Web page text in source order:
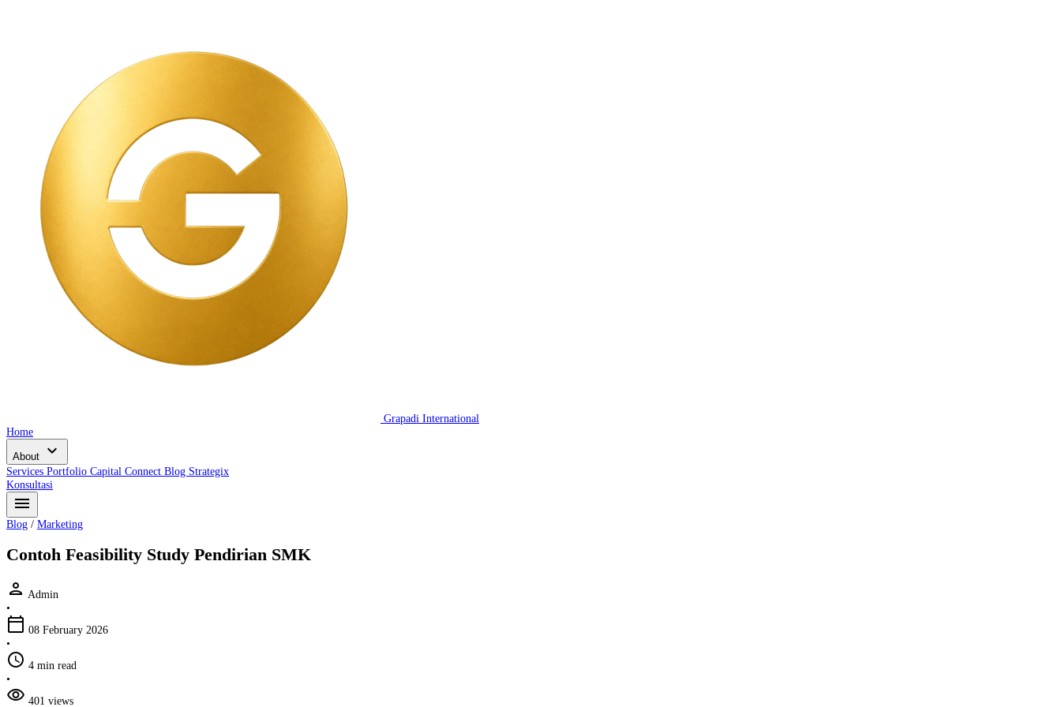
Grapadi International
Home
About expand_more
Services Portfolio Capital Connect Blog Strategix
Konsultasi
menu
Blog / Marketing
Contoh Feasibility Study Pendirian SMK
person Admin
•
calendar_today 08 February 2026
•
schedule 4 min read
•
visibility 401 views